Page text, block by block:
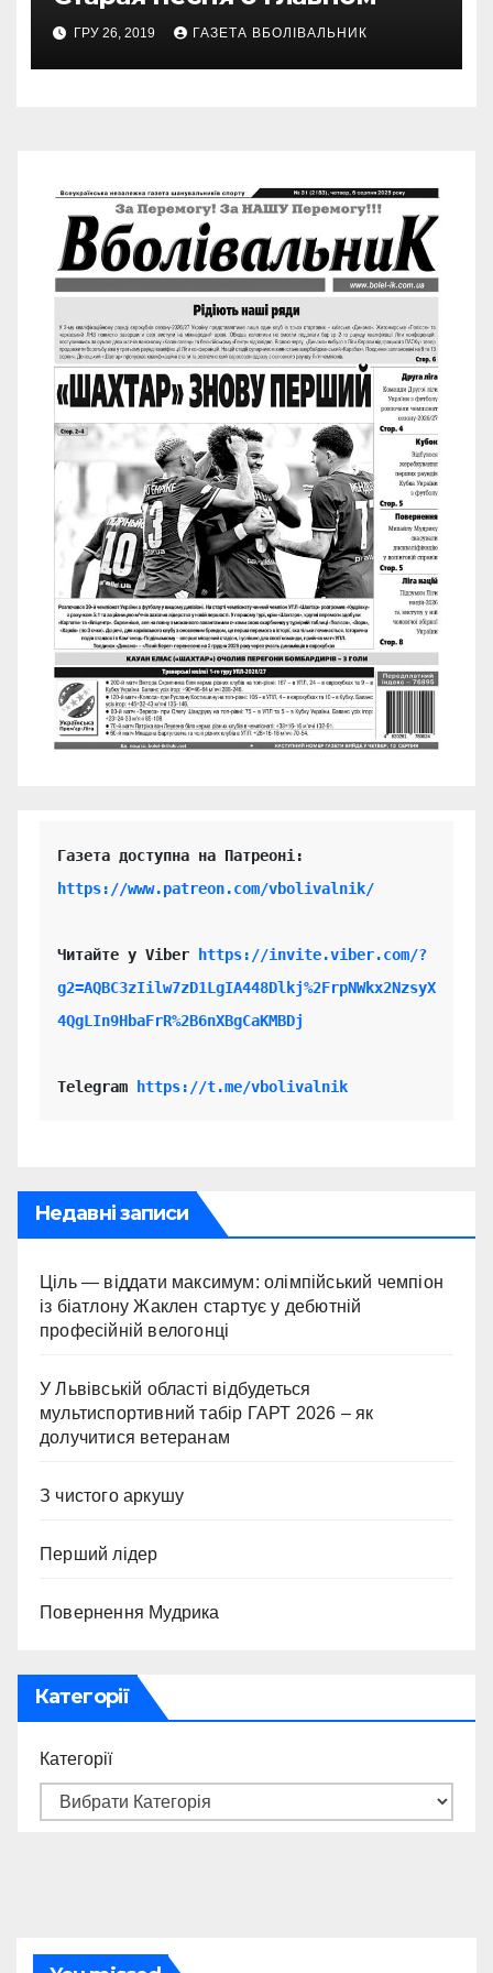
ГРУ 26, 2019 ГАЗЕТА ВБОЛІВАЛЬНИК
https://www.patreon.com/vbolivalnik/
Читайте у Viber
https://invite.viber.com/?
g2=AQBC3zIilw7zD1LgIA448Dlkj%2FrpNWkx2NzsyX
4QgLIn9HbaFrR%2B6nXBgCaKMBDj
Telegram https://t.me/vbolivalnik
Недавні записи
Ціль — віддати максимум: олімпійський чемпіон
із біатлону Жаклен стартує у дебютній
професійній велогонці
У Львівській області відбудеться
мультиспортивний табір ГАРТ 2026 – як
долучитися ветеранам
З чистого аркушу
Перший лідер
Повернення Мудрика
Категорії
Категорії